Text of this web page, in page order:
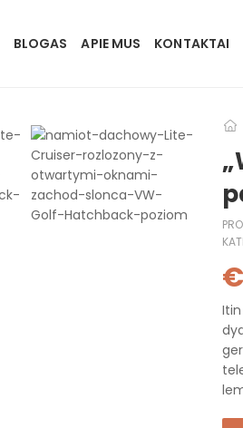
BLOGAS APIE MUS KONTAKTAI
€